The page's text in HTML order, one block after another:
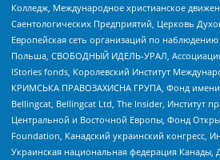
Колледж, Международное христианское
Саентологических Предприятий, Церковь
Европейская сеть организаций по
Польша, СВОБОДНЫЙ ИДЕЛЬ-УРАЛ, Ассоциация
IStories fonds, Королевский Институт
КРИМСЬКА ПРАВОЗАХИСНА ГРУПА, Фонд имени
Bellingcat, Bellingcat Ltd, The Insider, Институт
Центральной и Восточной Европы, Фонд
Foundation, Канадский украинский конгресс,
Украинская национальная федерация